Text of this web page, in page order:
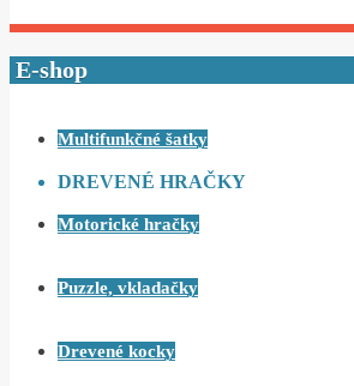
E-shop
Multifunkčné šatky
DREVENÉ HRAČKY
Motorické hračky
Puzzle, vkladačky
Drevené kocky